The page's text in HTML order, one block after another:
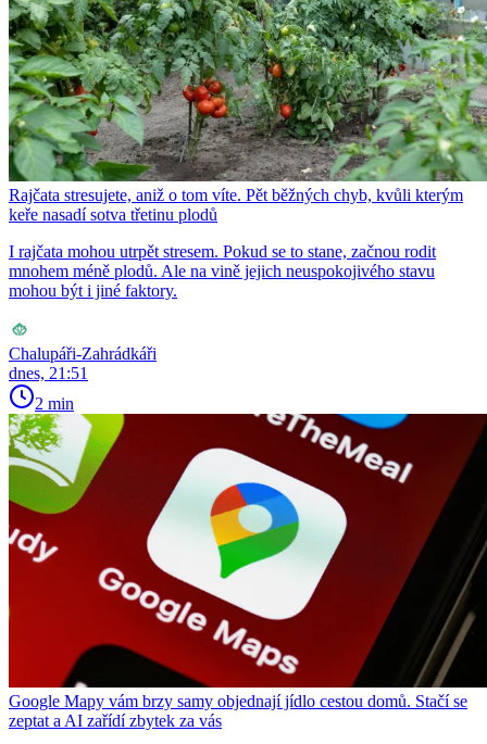
Rajčata stresujete, aniž o tom víte. Pět běžných chyb, kvůli kterým
keře nasadí sotva třetinu plodů
I rajčata mohou utrpět stresem. Pokud se to stane, začnou rodit
mnohem méně plodů. Ale na vině jejich neuspokojivého stavu
mohou být i jiné faktory.
Chalupáři-Zahrádkáři
dnes, 21:51
2 min
Google Mapy vám brzy samy objednají jídlo cestou domů. Stačí se
zeptat a AI zařídí zbytek za vás